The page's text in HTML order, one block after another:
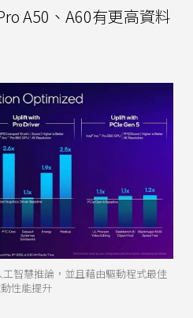
A50、A60有更高資料
智慧推論，並且藉由驅動程式最佳
性能提升